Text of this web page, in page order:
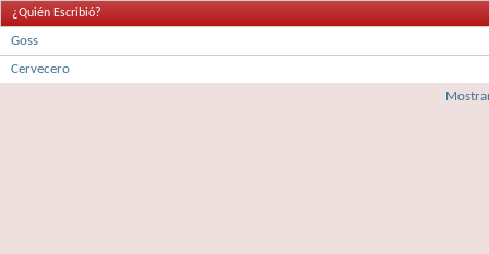
¿Quién Escribió?
Goss
Cervecero